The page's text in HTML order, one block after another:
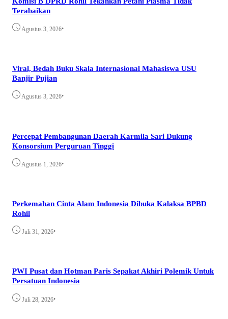
Terabaikan
Agustus 3, 2026•
Viral, Bedah Buku Skala Internasional Mahasiswa USU
Banjir Pujian
Agustus 3, 2026•
Percepat Pembangunan Daerah Karmila Sari Dukung
Konsorsium Perguruan Tinggi
Agustus 1, 2026•
Perkemahan Cinta Alam Indonesia Dibuka Kalaksa BPBD
Rohil
Juli 31, 2026•
PWI Pusat dan Hotman Paris Sepakat Akhiri Polemik Untuk
Persatuan Indonesia
Juli 28, 2026•